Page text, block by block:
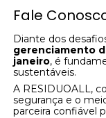
Fale
Diante dos
gerenciamento
janeiro, é
sustentáveis.
A RESIDUOALL,
segurança e o
parceira confiável